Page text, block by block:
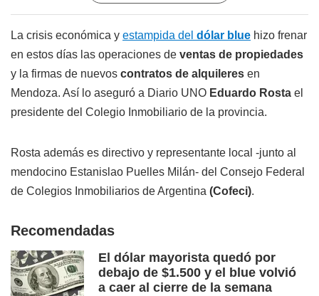
La crisis económica y estampida del dólar blue hizo frenar
en estos días las operaciones de ventas de propiedades
y la firmas de nuevos contratos de alquileres en
Mendoza. Así lo aseguró a Diario UNO Eduardo Rosta el
presidente del Colegio Inmobiliario de la provincia.
Rosta además es directivo y representante local -junto al
mendocino Estanislao Puelles Milán- del Consejo Federal
de Colegios Inmobiliarios de Argentina (Cofeci).
Recomendadas
El dólar mayorista quedó por
debajo de $1.500 y el blue volvió
a caer al cierre de la semana